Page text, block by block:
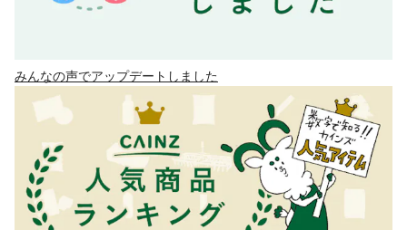
みんなの声でアップデートしました